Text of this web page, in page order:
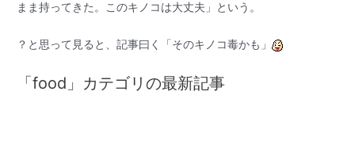
まま持ってきた。このキノコは大丈夫」という。
？と思って見ると、記事曰く「そのキノコ毒かも」
「food」カテゴリの最新記事